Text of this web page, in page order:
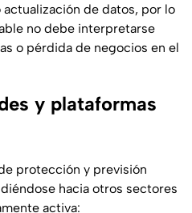
de datos, por lo
no debe interpretarse
o pérdida de negocios en el
y plataformas
protección y previsión
hacia otros sectores
activa: